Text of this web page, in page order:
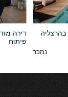
דירה
פיתוח
בהרצליה
נמכר